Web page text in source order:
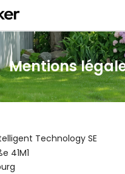
Mentions
Technology SE
41M1